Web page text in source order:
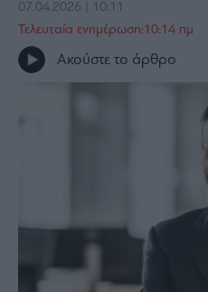
The
Wiseman
Room
Rumors
07.04.2026 | 10:11
Τελευταία ενημέρωση:10:14 πμ
Ακούστε το άρθρο